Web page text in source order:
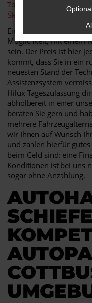
Toyota
Škoda
Eine Toyota Hilux
Möglichkeit, mit einem
sein. Der Preis ist hier
kommt, dass Sie in ein
neuesten Stand der
Assistenzsystem
Hilux Tageszulassung
abholbereit in einer
beraten Sie gern und
mehrere
wir Ihnen auf Wunsch
und zahlen hierfür
beim Geld sind: eine
Konditionen ist bei uns
sogar ohne Anzahlung.